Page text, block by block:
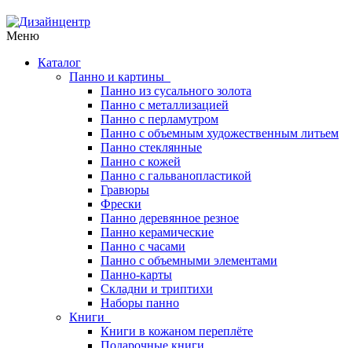
Меню
Каталог
Панно и картины
Панно из сусального золота
Панно с металлизацией
Панно с перламутром
Панно с объемным художественным литьем
Панно стеклянные
Панно с кожей
Панно с гальванопластикой
Гравюры
Фрески
Панно деревянное резное
Панно керамические
Панно с часами
Панно с объемными элементами
Панно-карты
Складни и триптихи
Наборы панно
Книги
Книги в кожаном переплёте
Подарочные книги